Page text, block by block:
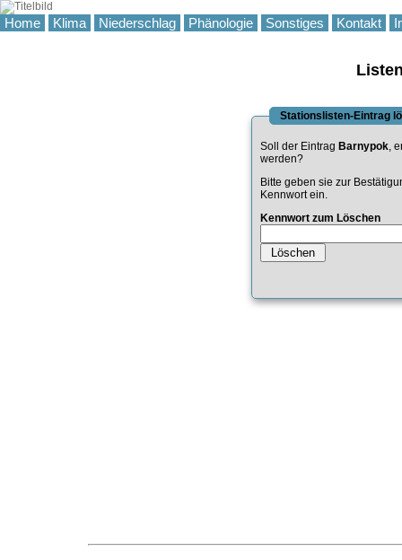
Home Klima Niederschlag Phänologie Sonstiges Kontakt
Stationslisten-Eintrag
Soll der Eintrag Barnypok,
werden?
Bitte geben sie zur
Kennwort ein.
Kennwort zum Löschen